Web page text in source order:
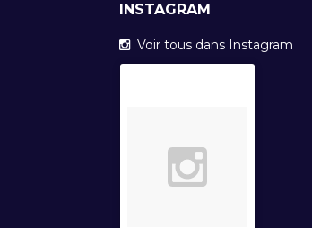
INSTAGRAM
Voir tous dans Instagram